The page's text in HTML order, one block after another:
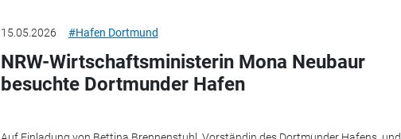
15.05.2026 #Hafen Dortmund
NRW-Wirtschaftsministerin Mona Neubaur
besuchte Dortmunder Hafen